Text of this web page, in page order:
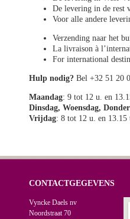
De levering in de rest
Voor alle andere
Verzending naar het
La livraison à
For international
Hulp nodig? Bel +32 51 20
Maandag: 9 tot 12 u. en
Dinsdag, Woensdag,
Vrijdag: 8 tot 12 u. en 13.15
CONTACTGEGEVENS
Vyncke Daels nv
Noordstraat 70